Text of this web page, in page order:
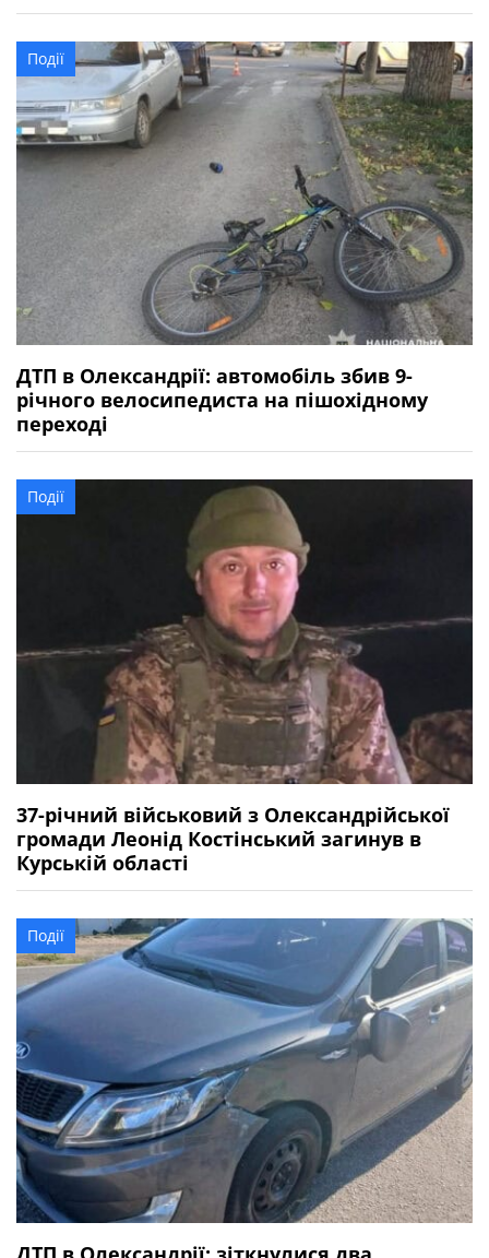
Події
ДТП в Олександрії: автомобіль збив 9-
річного велосипедиста на пішохідному
переході
Події
37-річний військовий з Олександрійської
громади Леонід Костінський загинув в
Курській області
Події